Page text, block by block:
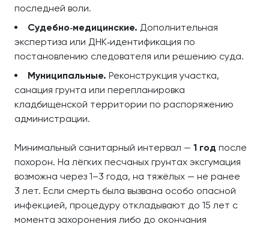
последней воли.
Судебно‑медицинские. Дополнительная
экспертиза или ДНК‑идентификация по
постановлению следователя или решению суда.
Муниципальные. Реконструкция участка,
санация грунта или перепланировка
кладбищенской территории по распоряжению
администрации.
Минимальный санитарный интервал — 1 год после
похорон. На лёгких песчаных грунтах эксгумация
возможна через 1–3 года, на тяжёлых — не ранее
3 лет. Если смерть была вызвана особо опасной
инфекцией, процедуру откладывают до 15 лет с
момента захоронения либо до окончания